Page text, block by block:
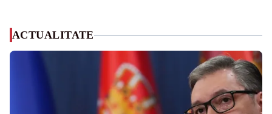
ACTUALITATE